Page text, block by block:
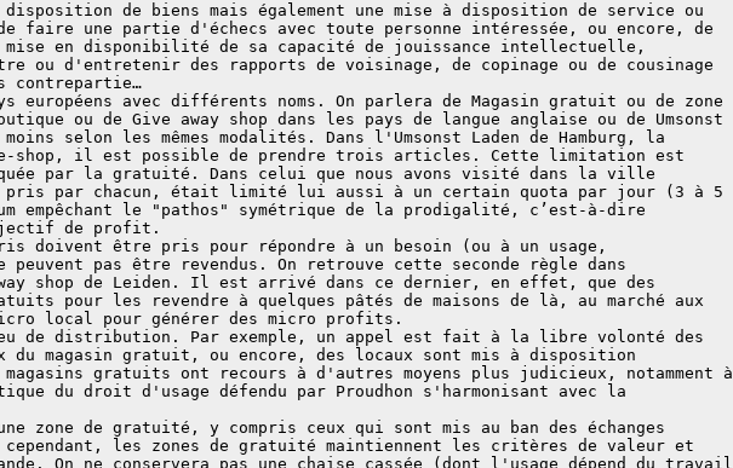
disposition de biens mais également une mise à disposition de service ou
faire une partie d'échecs avec toute personne intéressée, ou encore, de
mise en disponibilité de sa capacité de jouissance intellectuelle,
d'entretenir des rapports de voisinage, de copinage ou de cousinage
contrepartie…
européens avec différents noms. On parlera de Magasin gratuit ou de zone
ou de Give away shop dans les pays de langue anglaise ou de Umsonst
selon les mêmes modalités. Dans l'Umsonst Laden de Hamburg, la
shop, il est possible de prendre trois articles. Cette limitation est
par la gratuité. Dans celui que nous avons visité dans la ville
pris par chacun, était limité lui aussi à un certain quota par jour (3 à 5
empêchant le "pathos" symétrique de la prodigalité, c’est-à-dire
de profit.
doivent être pris pour répondre à un besoin (ou à un usage,
pas être revendus. On retrouve cette seconde règle dans
shop de Leiden. Il est arrivé dans ce dernier, en effet, que des
pour les revendre à quelques pâtés de maisons de là, au marché aux
local pour générer des micro profits.
de distribution. Par exemple, un appel est fait à la libre volonté des
magasin gratuit, ou encore, des locaux sont mis à disposition
gratuits ont recours à d'autres moyens plus judicieux, notamment à
du droit d'usage défendu par Proudhon s'harmonisant avec la
zone de gratuité, y compris ceux qui sont mis au ban des échanges
les zones de gratuité maintiennent les critères de valeur et
On ne conservera pas une chaise cassée (dont l'usage dépend du travail